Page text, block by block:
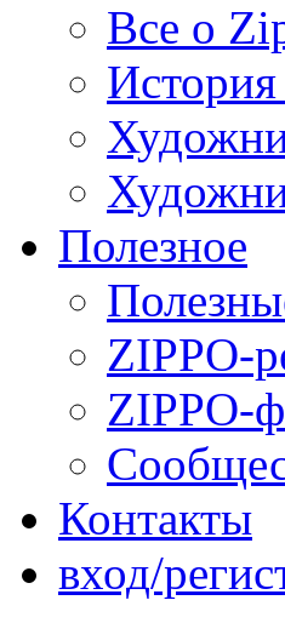
Все о
Полезное
ZIPPO-
ZIPPO-
Контакты
вход/